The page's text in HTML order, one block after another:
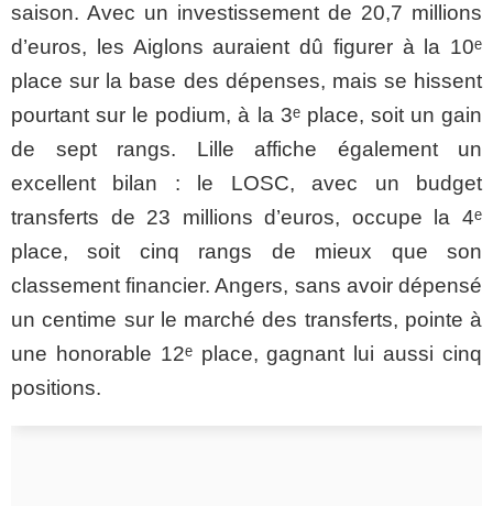
saison. Avec un investissement de 20,7 millions
d’euros, les Aiglons auraient dû figurer à la 10ᵉ
place sur la base des dépenses, mais se hissent
pourtant sur le podium, à la 3ᵉ place, soit un gain
de sept rangs. Lille affiche également un
excellent bilan : le LOSC, avec un budget
transferts de 23 millions d’euros, occupe la 4ᵉ
place, soit cinq rangs de mieux que son
classement financier. Angers, sans avoir dépensé
un centime sur le marché des transferts, pointe à
une honorable 12ᵉ place, gagnant lui aussi cinq
positions.